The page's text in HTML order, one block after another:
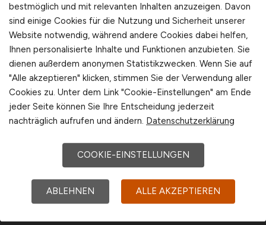
Für Arbeitnehmer
Für Arbeitgeber
Stellenanzeigen schalten
Mediadaten & Konditionen
Arbeitgeber Seite
Arbeitgeber Kontakt
Karrierenetzwerk
bestmöglich und mit relevanten Inhalten anzuzeigen. Davon
sind einige Cookies für die Nutzung und Sicherheit unserer
Website notwendig, während andere Cookies dabei helfen,
Ihnen personalisierte Inhalte und Funktionen anzubieten. Sie
dienen außerdem anonymen Statistikzwecken. Wenn Sie auf
"Alle akzeptieren" klicken, stimmen Sie der Verwendung aller
Cookies zu. Unter dem Link "Cookie-Einstellungen" am Ende
jeder Seite können Sie Ihre Entscheidung jederzeit
nachträglich aufrufen und ändern. Datenschutzerklärung
COOKIE-EINSTELLUNGEN
ABLEHNEN ALLE AKZEPTIEREN